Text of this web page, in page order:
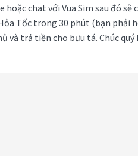
chat với Vua Sim sau đó
Tốc trong 30 phút (bạn
trả tiền cho bưu tá. Chúc quý